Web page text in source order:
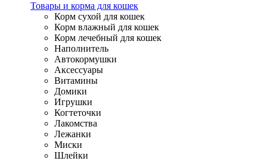
Товары и корма для кошек
Корм сухой для кошек
Корм влажный для кошек
Корм лечебный для кошек
Наполнитель
Автокормушки
Аксессуары
Витамины
Домики
Игрушки
Когтеточки
Лакомства
Лежанки
Миски
Шлейки